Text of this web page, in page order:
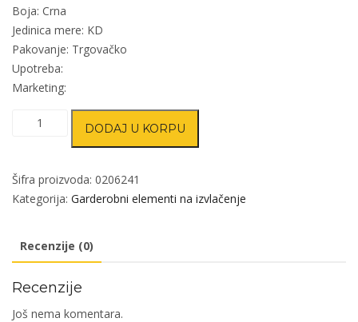
Boja: Crna
Jedinica mere: KD
Pakovanje: Trgovačko
Upotreba:
Marketing:
Garderobni
obuće
GE9
količina
DODAJ U KORPU
Šifra proizvoda: 0206241
Kategorija: Garderobni elementi na izvlačenje
Recenzije (0)
Recenzije
Još nema komentara.